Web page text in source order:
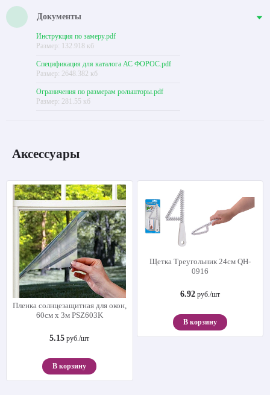
Документы
Инструкция по замеру.pdf
Размер: 132.918 кб
Спецификация для каталога АС ФОРОС.pdf
Размер: 2648.382 кб
Ограничения по размерам рольшторы.pdf
Размер: 281.55 кб
Аксессуары
Пленка солнцезащитная для окон,
60см х 3м PSZ603K
5.15 руб./шт
В корзину
Щетка Треугольник 24см QH-
0916
6.92руб./шт
В корзину